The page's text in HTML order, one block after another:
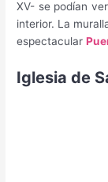
XV- se podían
interior. La
espectacular
Iglesia de